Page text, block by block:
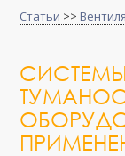
Статьи >>
СИСТЕМЫ